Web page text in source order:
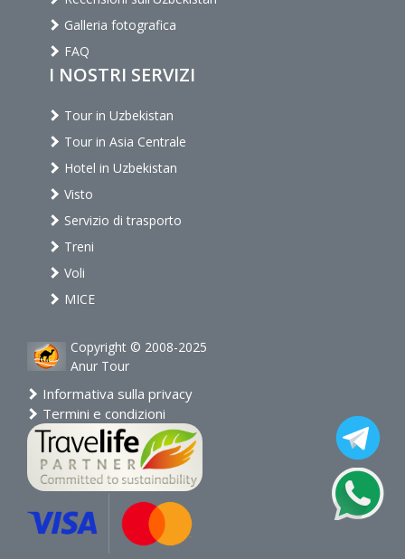
Galleria fotografica
FAQ
I NOSTRI SERVIZI
Tour in Uzbekistan
Tour in Asia Centrale
Hotel in Uzbekistan
Visto
Servizio di trasporto
Treni
Voli
MICE
Copyright © 2008-2025
Anur Tour
Informativa sulla privacy
Termini e condizioni